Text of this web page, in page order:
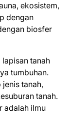
ekosistem,
dengan
biosfer
tanah
tumbuhan.
tanah,
tanah.
adalah ilmu